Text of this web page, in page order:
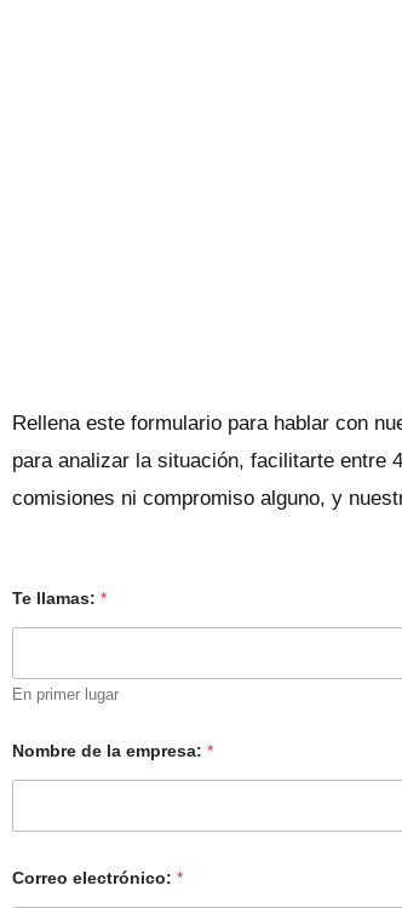
Rellena este formulario para hablar con
para analizar la situación, facilitarte entre
comisiones ni compromiso alguno, y
Te llamas: *
En primer lugar
Nombre de la empresa: *
Correo electrónico: *